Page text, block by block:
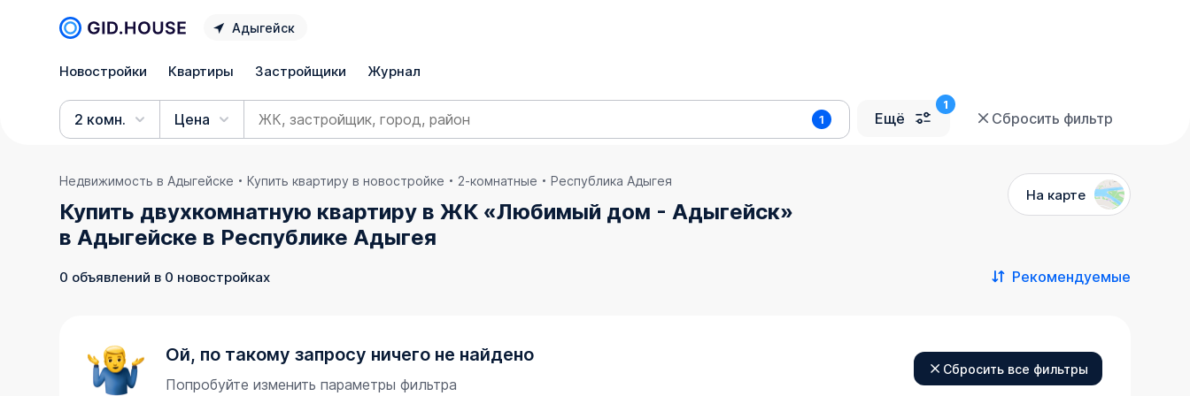
Адыгейск
Новостройки Квартиры Застройщики Журнал
2 комн. Цена 1 Ещё Сбросить фильтр
Недвижимость в Адыгейске Купить квартиру в новостройке 2-комнатные Республика Адыгея
Купить двухкомнатную квартиру в ЖК «Любимый дом - Адыгейск»
в Адыгейске в Республике Адыгея
На карте
0 объявлений в 0 новостройках Рекомендуемые
Ой, по такому запросу ничего не найдено
Попробуйте изменить параметры фильтра
Сбросить все фильтры